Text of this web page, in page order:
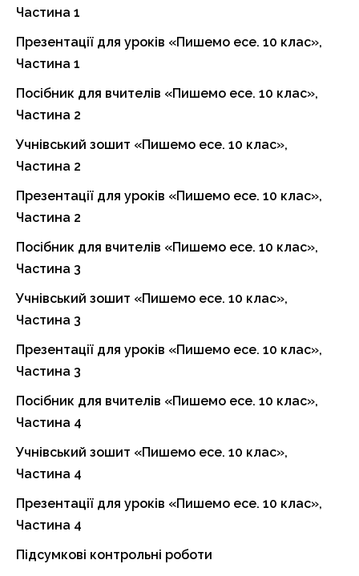
Частина 1
Презентації для уроків «Пишемо есе. 10 клас»,
Частина 1
Посібник для вчителів «Пишемо есе. 10 клас»,
Частина 2
Учнівський зошит «Пишемо есе. 10 клас»,
Частина 2
Презентації для уроків «Пишемо есе. 10 клас»,
Частина 2
Посібник для вчителів «Пишемо есе. 10 клас»,
Частина 3
Учнівський зошит «Пишемо есе. 10 клас»,
Частина 3
Презентації для уроків «Пишемо есе. 10 клас»,
Частина 3
Посібник для вчителів «Пишемо есе. 10 клас»,
Частина 4
Учнівський зошит «Пишемо есе. 10 клас»,
Частина 4
Презентації для уроків «Пишемо есе. 10 клас»,
Частина 4
Підсумкові контрольні роботи